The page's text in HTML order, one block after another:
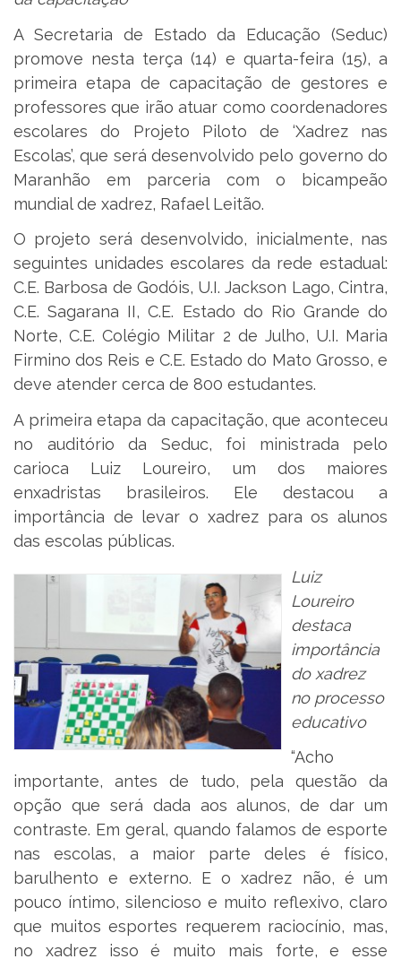
A Secretaria de Estado da Educação (Seduc)
promove nesta terça (14) e quarta-feira (15), a
primeira etapa de capacitação de gestores e
professores que irão atuar como coordenadores
escolares do Projeto Piloto de ‘Xadrez nas
Escolas’, que será desenvolvido pelo governo do
Maranhão em parceria com o bicampeão
mundial de xadrez, Rafael Leitão.
O projeto será desenvolvido, inicialmente, nas
seguintes unidades escolares da rede estadual:
C.E. Barbosa de Godóis, U.I. Jackson Lago, Cintra,
C.E. Sagarana II, C.E. Estado do Rio Grande do
Norte, C.E. Colégio Militar 2 de Julho, U.I. Maria
Firmino dos Reis e C.E. Estado do Mato Grosso, e
deve atender cerca de 800 estudantes.
A primeira etapa da capacitação, que aconteceu
no auditório da Seduc, foi ministrada pelo
carioca Luiz Loureiro, um dos maiores
enxadristas brasileiros. Ele destacou a
importância de levar o xadrez para os alunos
das escolas públicas.
Luiz
Loureiro
destaca
importância
do xadrez
no processo
educativo
“Acho
importante, antes de tudo, pela questão da
opção que será dada aos alunos, de dar um
contraste. Em geral, quando falamos de esporte
nas escolas, a maior parte deles é físico,
barulhento e externo. E o xadrez não, é um
pouco íntimo, silencioso e muito reflexivo, claro
que muitos esportes requerem raciocínio, mas,
no xadrez isso é muito mais forte, e esse